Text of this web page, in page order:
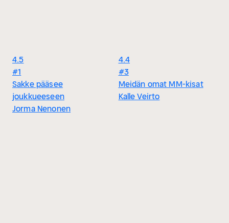
4.5
#1
Sakke pääsee
joukkueeseen
Jorma Nenonen
4.4
#3
Meidän omat MM-kisat
Kalle Veirto